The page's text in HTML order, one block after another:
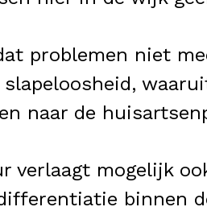
problemen niet
naar de
verlaagt mogelijk
binnen